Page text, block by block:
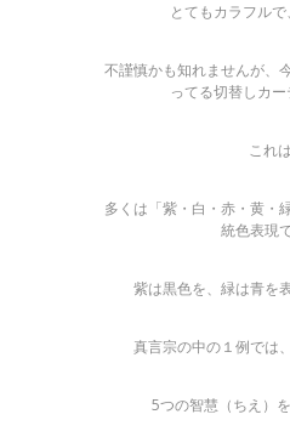
とてもカラフルで
不謹慎かも知れませんが、
ってる切替しカー
これ
多くは「紫・白・赤・黄・
統色表現で
紫は黒色を、緑は青を
真言宗の中の１例では
5つの智慧（ちえ）